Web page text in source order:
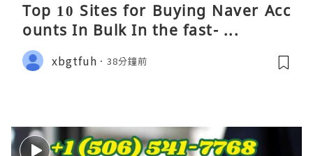
Top 10 Sites for Buying Naver Acc
ounts In Bulk In the fast- ...
xbgtfuh 38分鐘前